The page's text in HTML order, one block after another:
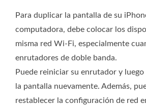
Para duplicar la pantalla de su
computadora, debe colocar los
misma red Wi-Fi, especialmente
enrutadores de doble banda.
Puede reiniciar su enrutador y
la pantalla nuevamente. Además,
restablecer la configuración de red